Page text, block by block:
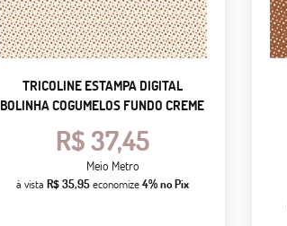
TRICOLINE ESTAMPA DIGITAL
BOLINHA COGUMELOS FUNDO CREME
R$ 37,45
Meio Metro
à vista R$ 35,95economize4% no Pix